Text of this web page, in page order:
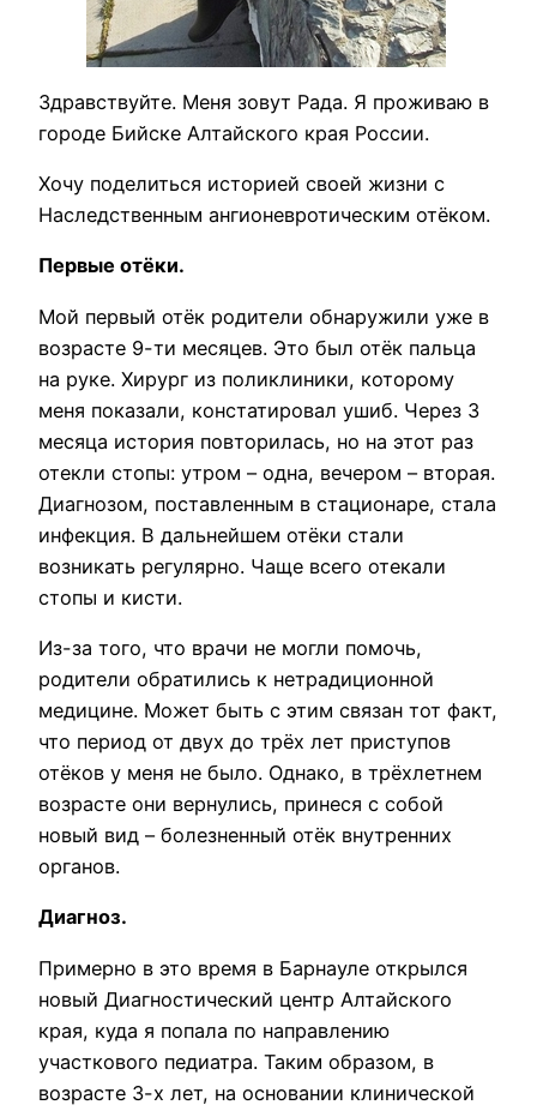
Здравствуйте. Меня зовут Рада. Я проживаю в
городе Бийске Алтайского края России.
Хочу поделиться историей своей жизни с
Наследственным ангионевротическим отёком.
Первые отёки.
Мой первый отёк родители обнаружили уже в
возрасте 9-ти месяцев. Это был отёк пальца
на руке. Хирург из поликлиники, которому
меня показали, констатировал ушиб. Через 3
месяца история повторилась, но на этот раз
отекли стопы: утром – одна, вечером – вторая.
Диагнозом, поставленным в стационаре, стала
инфекция. В дальнейшем отёки стали
возникать регулярно. Чаще всего отекали
стопы и кисти.
Из-за того, что врачи не могли помочь,
родители обратились к нетрадиционной
медицине. Может быть с этим связан тот факт,
что период от двух до трёх лет приступов
отёков у меня не было. Однако, в трёхлетнем
возрасте они вернулись, принеся с собой
новый вид – болезненный отёк внутренних
органов.
Диагноз.
Примерно в это время в Барнауле открылся
новый Диагностический центр Алтайского
края, куда я попала по направлению
участкового педиатра. Таким образом, в
возрасте 3-х лет, на основании клинической